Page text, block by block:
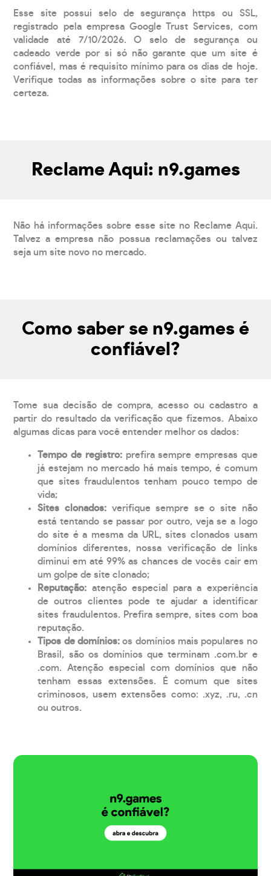
Esse site possui selo de segurança https ou SSL,
registrado pela empresa Google Trust Services, com
validade até 7/10/2026. O selo de segurança ou
cadeado verde por si só não garante que um site é
confiável, mas é requisito mínimo para os dias de hoje.
Verifique todas as informações sobre o site para ter
certeza.
Reclame Aqui: n9.games
Não há informações sobre esse site no Reclame Aqui.
Talvez a empresa não possua reclamações ou talvez
seja um site novo no mercado.
Como saber se n9.games é
confiável?
Tome sua decisão de compra, acesso ou cadastro a
partir do resultado da verificação que fizemos. Abaixo
algumas dicas para você entender melhor os dados:
Tempo de registro: prefira sempre empresas que
já estejam no mercado há mais tempo, é comum
que sites fraudulentos tenham pouco tempo de
vida;
Sites clonados: verifique sempre se o site não
está tentando se passar por outro, veja se a logo
do site é a mesma da URL, sites clonados usam
domínios diferentes, nossa verificação de links
diminui em até 99% as chances de vocês cair em
um golpe de site clonado;
Reputação: atenção especial para a experiência
de outros clientes pode te ajudar a identificar
sites fraudulentos. Prefira sempre, sites com boa
reputação.
Tipos de domínios:os domínios mais populares no
Brasil, são os domínios que terminam .com.br e
.com. Atenção especial com domínios que não
tenham essas extensões. É comum que sites
criminosos, usem extensões como: .xyz, .ru, .cn
ou outros.